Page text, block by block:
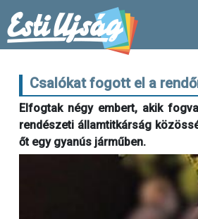
Csalókat fogott el a
Elfogtak négy embert, akik
rendészeti államtitkárság
őt egy gyanús járműben.